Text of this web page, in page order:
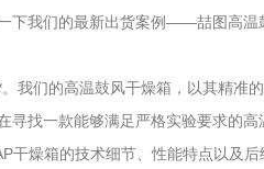
我们的最新出货案例——喆图高温
们的高温鼓风干燥箱，以其精准的
一款能够满足严格实验要求的高
燥箱的技术细节、性能特点以及后